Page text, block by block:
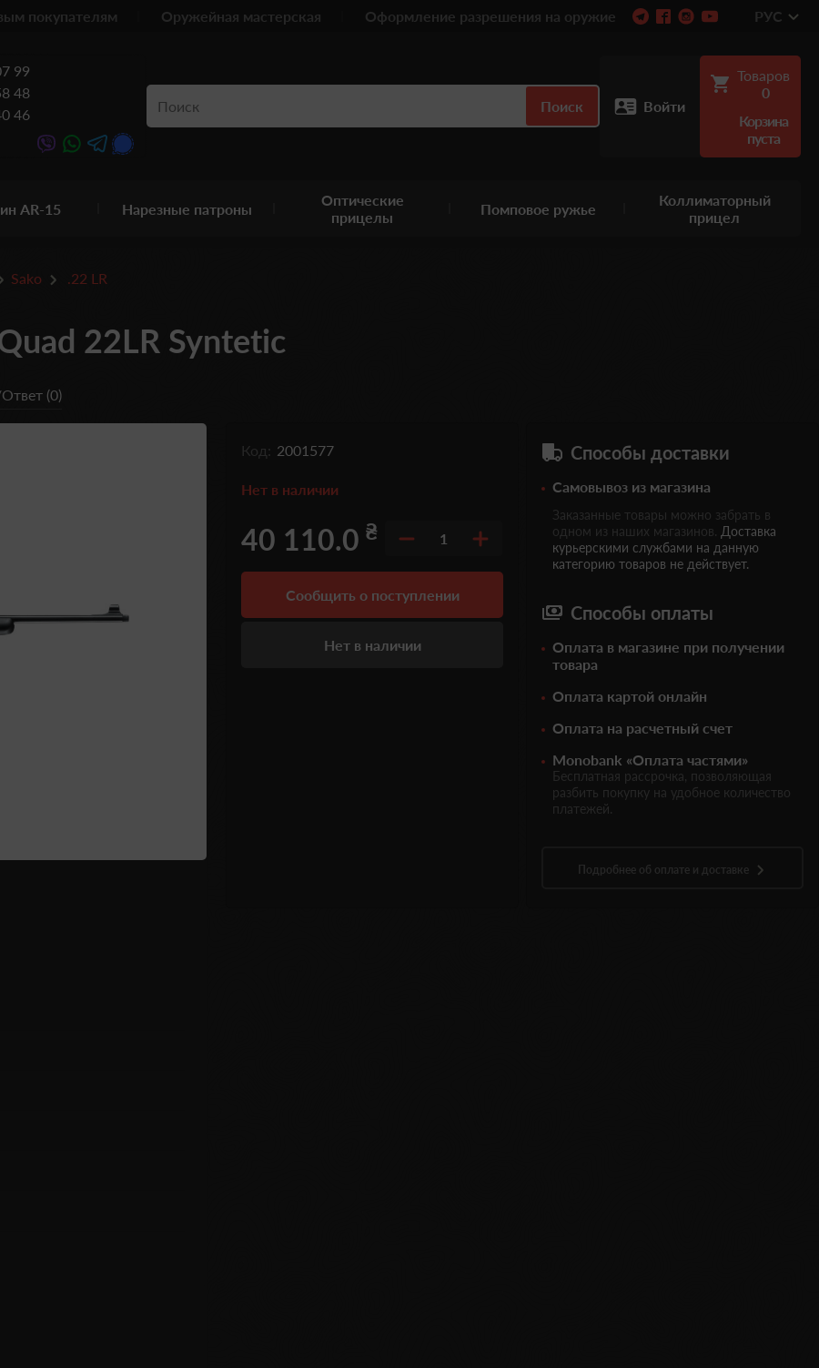
покупателям Оружейная мастерская Оформление разрешения на оружие РУС
99
48
46
Поиск Войти
Товаров
0
Корзина
пуста
AR-15 Нарезные патроны
Оптические
прицелы
Помповое ружье
Коллиматорный
прицел
Sako .22 LR
22LR Syntetic
(0)
Код: 2001577
Нет в наличии
40 110.0 ₴ 1
Сообщить о поступлении
Нет в наличии
Способы доставки
Самовывоз из магазина
Заказанные товары можно забрать в
одном из наших магазинов. Доставка
курьерскими службами на данную
категорию товаров не действует.
Способы оплаты
Оплата в магазине при получении
товара
Оплата картой онлайн
Оплата на расчетный счет
Monobank «Оплата частями»
Бесплатная рассрочка, позволяющая
разбить покупку на удобное количество
платежей.
Подробнее об оплате и доставке